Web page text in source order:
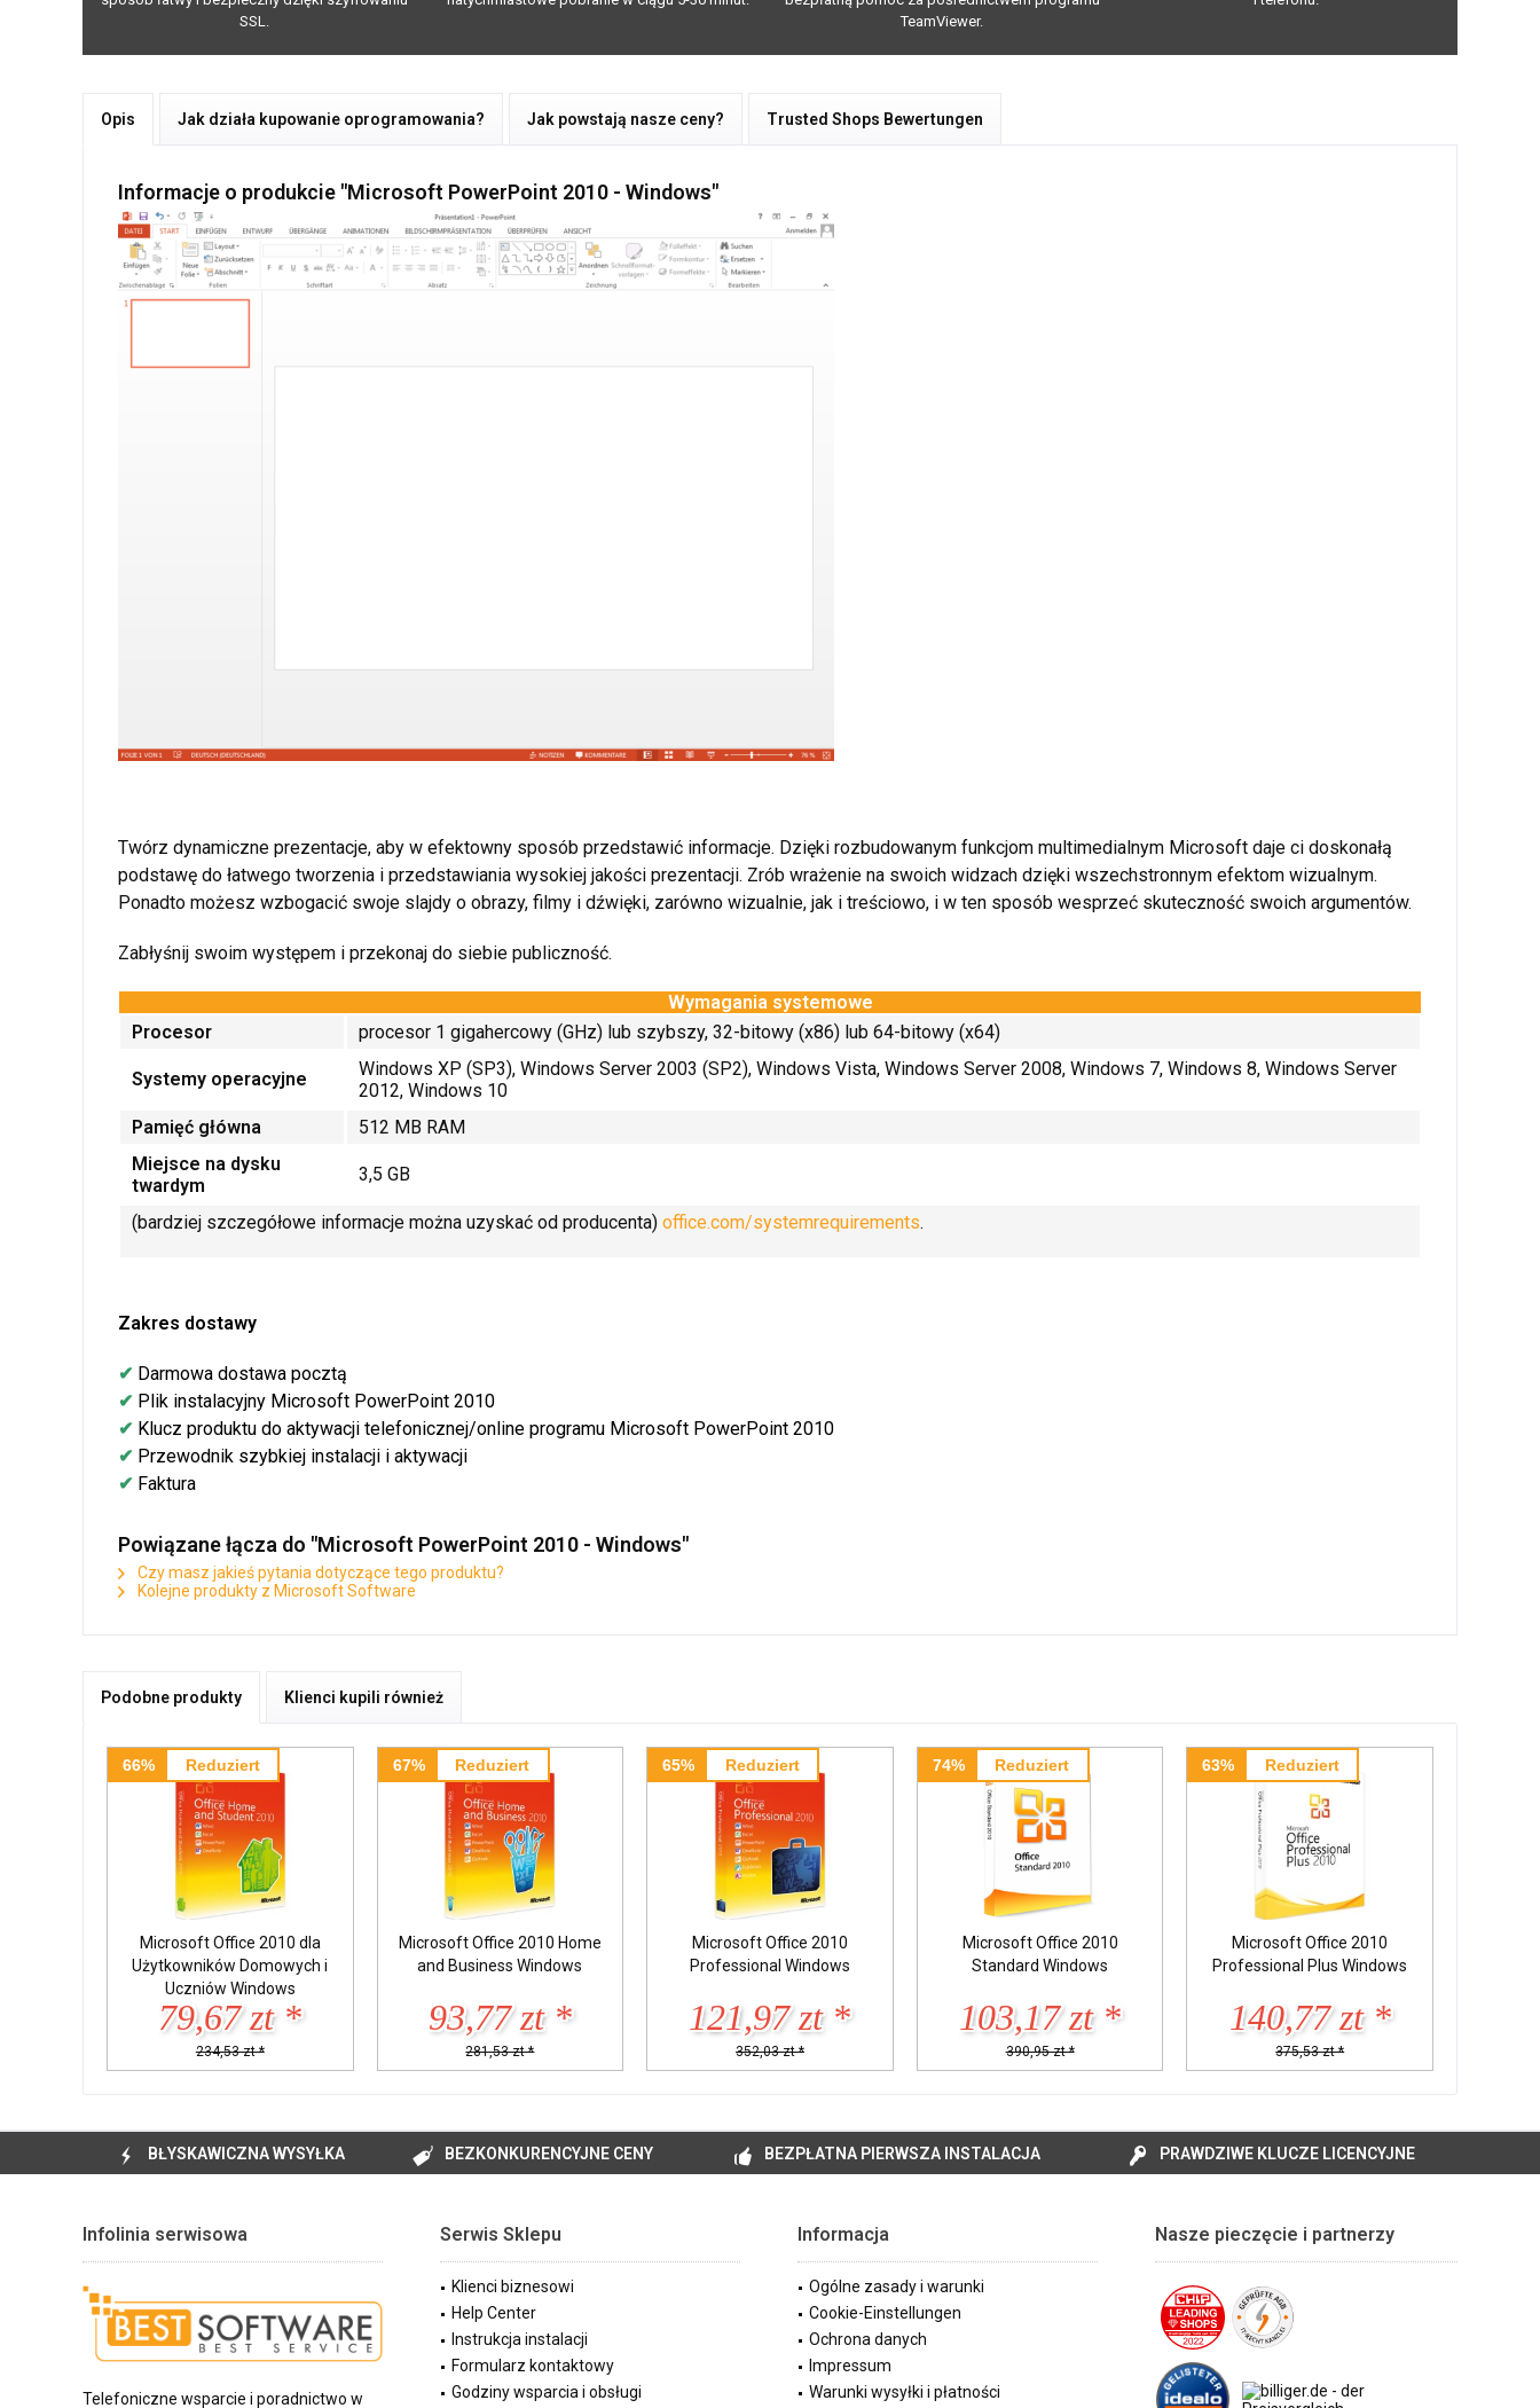
SSL.
TeamViewer.
Opis Jak działa kupowanie oprogramowania? Jak powstają nasze ceny? Trusted Shops Bewertungen
Informacje o produkcie "Microsoft PowerPoint 2010 - Windows"
Twórz dynamiczne prezentacje, aby w efektowny sposób przedstawić informacje. Dzięki rozbudowanym funkcjom multimedialnym Microsoft daje ci doskonałą
podstawę do łatwego tworzenia i przedstawiania wysokiej jakości prezentacji. Zrób wrażenie na swoich widzach dzięki wszechstronnym efektom wizualnym.
Ponadto możesz wzbogacić swoje slajdy o obrazy, filmy i dźwięki, zarówno wizualnie, jak i treściowo, i w ten sposób wesprzeć skuteczność swoich argumentów.
Zabłyśnij swoim występem i przekonaj do siebie publiczność.
Wymagania systemowe
Procesor
procesor 1 gigahercowy (GHz) lub szybszy, 32-bitowy (x86) lub 64-bitowy (x64)
Systemy operacyjne
Windows XP (SP3), Windows Server 2003 (SP2), Windows Vista, Windows Server 2008, Windows 7, Windows 8, Windows Server
2012, Windows 10
Pamięć główna
512 MB RAM
Miejsce na dysku
twardym
3,5 GB
(bardziej szczegółowe informacje można uzyskać od producenta) office.com/systemrequirements.
Zakres dostawy
✔ Darmowa dostawa pocztą
✔ Plik instalacyjny Microsoft PowerPoint 2010
✔ Klucz produktu do aktywacji telefonicznej/online programu Microsoft PowerPoint 2010
✔ Przewodnik szybkiej instalacji i aktywacji
✔ Faktura
Powiązane łącza do "Microsoft PowerPoint 2010 - Windows"
Czy masz jakieś pytania dotyczące tego produktu?
Kolejne produkty z Microsoft Software
Podobne produkty Klienci kupili również
66% Reduziert
Microsoft Office 2010 dla
Użytkowników Domowych i
Uczniów Windows
79,67 zt *
234,53 zt *
67% Reduziert
Microsoft Office 2010 Home
and Business Windows
93,77 zt *
281,53 zt *
65% Reduziert
Microsoft Office 2010
Professional Windows
121,97 zt *
352,03 zt *
74% Reduziert
Microsoft Office 2010
Standard Windows
103,17 zt *
390,95 zt *
63% Reduziert
Microsoft Office 2010
Professional Plus Windows
140,77 zt *
375,53 zt *
BŁYSKAWICZNA WYSYŁKA BEZKONKURENCYJNE CENY BEZPŁATNA PIERWSZA INSTALACJA PRAWDZIWE KLUCZE LICENCYJNE
Infolinia serwisowa
Telefoniczne wsparcie i poradnictwo w
Serwis Sklepu
Klienci biznesowi
Help Center
Instrukcja instalacji
Formularz kontaktowy
Godziny wsparcia i obsługi
Informacja
Ogólne zasady i warunki
Cookie-Einstellungen
Ochrona danych
Impressum
Warunki wysyłki i płatności
Nasze pieczęcie i partnerzy